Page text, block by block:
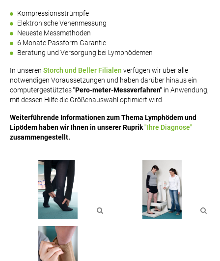
Kompressionsstrümpfe
Elektronische Venenmessung
Neueste Messmethoden
6 Monate Passform-Garantie
Beratung und Versorgung bei Lymphödemen
In unseren Storch und Beller Filialen verfügen wir über alle
notwendigen Voraussetzungen und haben darüber hinaus ein
computergestütztes"Pero-meter-Messverfahren" in Anwendung,
mit dessen Hilfe die Größenauswahl optimiert wird.
Weiterführende Informationen zum Thema Lymphödem und
Lipödem haben wir Ihnen in unserer Ruprik"Ihre Diagnose"
zusammengestellt.